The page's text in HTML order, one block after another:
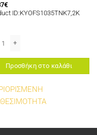
€
ID:KYOFS1035TNK7,2K
Προσθήκη στο καλάθι